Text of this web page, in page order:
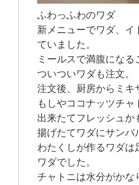
ふわっふわのワダ
新メニューでワダ、
ていました。
ミールスで満腹にな
ついついワダも注文。
注文後、厨房からミキ
もしやココナッツチ
出来たてフレッシュ
揚げたてワダにサンバ
わたくしが作るワダ
ワダでした。
チャトニは水分がかな